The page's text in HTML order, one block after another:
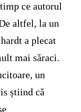
ce autorul
altfel, la un
a plecat
mai săraci.
un
știind că